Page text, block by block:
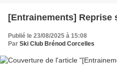
[Entrainements] Reprise
Publié le 23/08/2025 à 15:08
Par Ski Club Brénod Corcelles